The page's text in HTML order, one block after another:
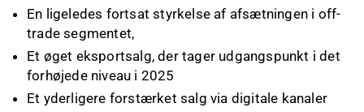
En ligeledes fortsat styrkelse af afsætningen i off-
trade segmentet,
Et øget eksportsalg, der tager udgangspunkt i det
forhøjede niveau i 2025
Et yderligere forstærket salg via digitale kanaler